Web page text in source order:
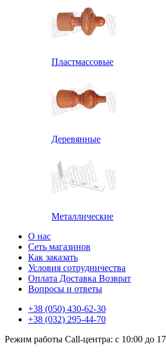
Пластмассовые
Деревянные
Металлические
О нас
Сеть магазинов
Как заказать
Условия сотрудничества
Оплата Доставка Возврат
Вопросы и ответы
+38 (050) 430-62-30
+38 (032) 295-44-70
Режим работы Call-центра: с 10:00 до